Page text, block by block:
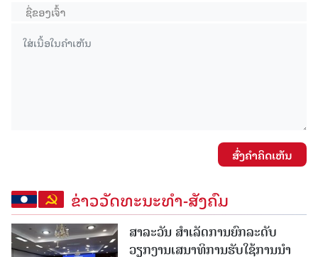
ສົ່ງຄໍາຄິດເຫັນ
ຂ່າວວັດທະນະທຳ-ສັງຄົມ
ສາລະວັນ ສໍາເລັດການຍົກລະດັບ
ວຽກງານເສນາທິການຮັບໃຊ້ການນໍາ